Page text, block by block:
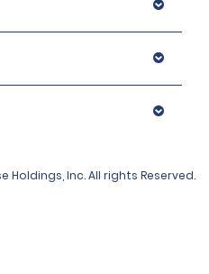
Holdings, Inc. All rights Reserved.